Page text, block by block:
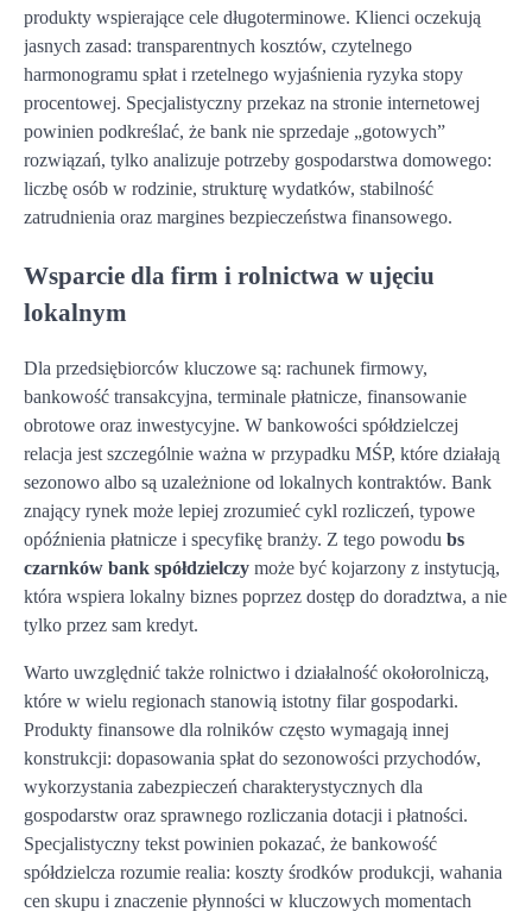
produkty wspierające cele długoterminowe. Klienci oczekują
jasnych zasad: transparentnych kosztów, czytelnego
harmonogramu spłat i rzetelnego wyjaśnienia ryzyka stopy
procentowej. Specjalistyczny przekaz na stronie internetowej
powinien podkreślać, że bank nie sprzedaje „gotowych”
rozwiązań, tylko analizuje potrzeby gospodarstwa domowego:
liczbę osób w rodzinie, strukturę wydatków, stabilność
zatrudnienia oraz margines bezpieczeństwa finansowego.
Wsparcie dla firm i rolnictwa w ujęciu
lokalnym
Dla przedsiębiorców kluczowe są: rachunek firmowy,
bankowość transakcyjna, terminale płatnicze, finansowanie
obrotowe oraz inwestycyjne. W bankowości spółdzielczej
relacja jest szczególnie ważna w przypadku MŚP, które działają
sezonowo albo są uzależnione od lokalnych kontraktów. Bank
znający rynek może lepiej zrozumieć cykl rozliczeń, typowe
opóźnienia płatnicze i specyfikę branży. Z tego powodu bs
czarnków bank spółdzielczy może być kojarzony z instytucją,
która wspiera lokalny biznes poprzez dostęp do doradztwa, a nie
tylko przez sam kredyt.
Warto uwzględnić także rolnictwo i działalność okołorolniczą,
które w wielu regionach stanowią istotny filar gospodarki.
Produkty finansowe dla rolników często wymagają innej
konstrukcji: dopasowania spłat do sezonowości przychodów,
wykorzystania zabezpieczeń charakterystycznych dla
gospodarstw oraz sprawnego rozliczania dotacji i płatności.
Specjalistyczny tekst powinien pokazać, że bankowość
spółdzielcza rozumie realia: koszty środków produkcji, wahania
cen skupu i znaczenie płynności w kluczowych momentach